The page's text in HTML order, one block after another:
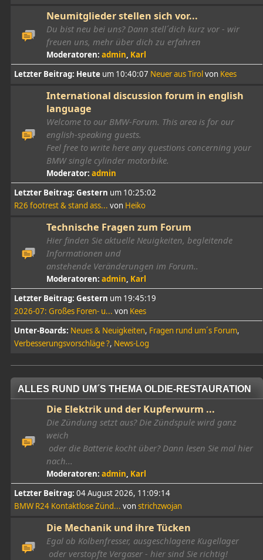
Neumitglieder stellen sich vor...
Du bist neu bei uns? Dann stell´dich kurz vor - wir
freuen uns, mehr über dich zu erfahren
Moderatoren: admin, Karl
Letzter Beitrag: Heute um 10:40:07 Neuer aus Tirolvon Kees
International discussion forum in english
language
Welcome to our BMW-Forum. This area is for our
english-speaking guests.
Feel free to write here any questions concerning your
BMW single cylinder motorbike.
Moderator: admin
Letzter Beitrag: Gestern um 10:25:02
R26 footrest & stand ass... von Heiko
Technische Fragen zum Forum
Hier finden Sie aktuelle Neuigkeiten, begleitende
Informationen und
anstehende Veränderungen im Forum..
Moderatoren: admin, Karl
Letzter Beitrag: Gestern um 19:45:19
2026-07: Großes Foren- u... von Kees
Unter-Boards Neues & Neuigkeiten Fragen rund um´s Forum
Verbesserungsvorschläge ? News-Log
ALLES RUND UM´S THEMA OLDIE-RESTAURATION
Die Elektrik und der Kupferwurm ...
Die Zündung setzt aus? Die Zündspule wird ganz
weich
oder die Batterie kocht über? Dann lesen Sie mal hier
nach...
Moderatoren: admin, Karl
Letzter Beitrag: 04 August 2026, 11:09:14
BMW R24 Kontaktlose Zünd... von strichzwojan
Die Mechanik und ihre Tücken
Egal ob Kolbenfresser, ausgeschlagene Kugellager
oder verstopfte Vergaser - hier sind Sie richtig!